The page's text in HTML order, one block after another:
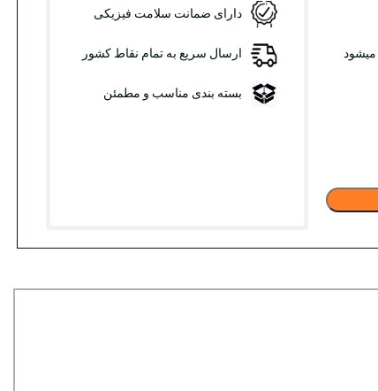
دارای ضمانت سلامت فیزیکی
ارسال سریع به تمام نقاط کشور
بسته بندی مناسب و مطمئن